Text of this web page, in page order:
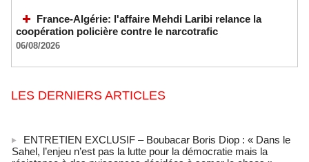
France-Algérie: l'affaire Mehdi Laribi relance la
coopération policière contre le narcotrafic
06/08/2026
LES DERNIERS ARTICLES
Sahel, l’enjeu n’est pas la lutte pour la démocratie mais la
résistance à des puissances décidées à semer le chaos »